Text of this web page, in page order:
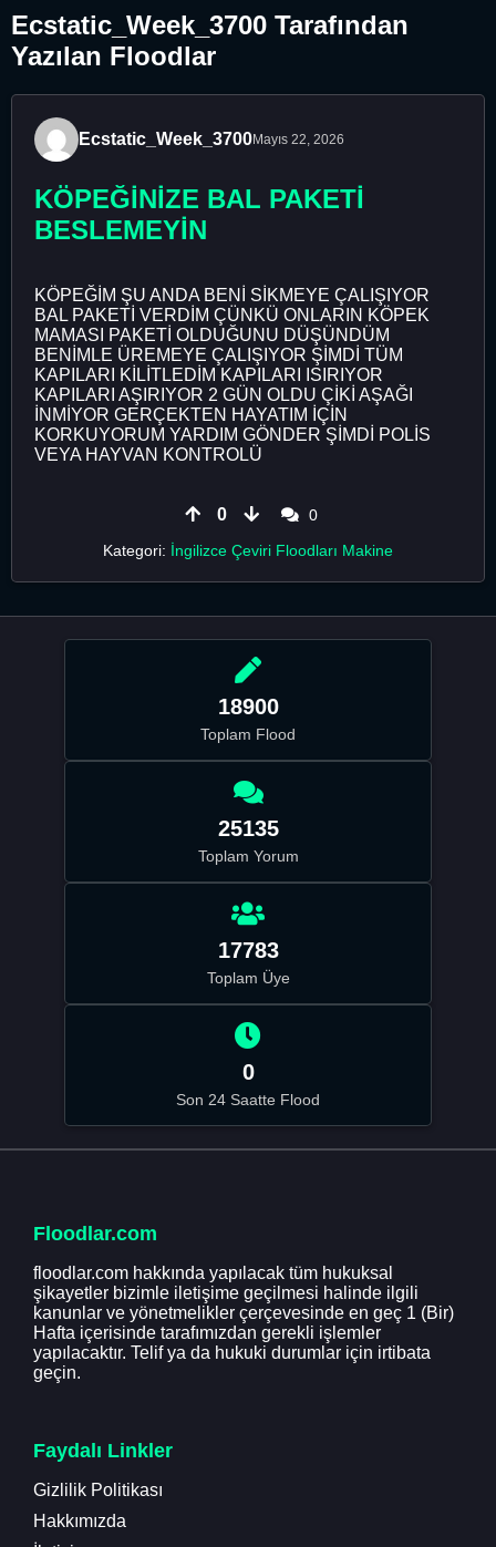
Ecstatic_Week_3700 Tarafından
Yazılan Floodlar
Ecstatic_Week_3700Mayıs 22, 2026
KÖPEĞİNİZE BAL PAKETİ
BESLEMEYİN
KÖPEĞİM ŞU ANDA BENİ SİKMEYE ÇALIŞIYOR
BAL PAKETİ VERDİM ÇÜNKÜ ONLARIN KÖPEK
MAMASI PAKETİ OLDUĞUNU DÜŞÜNDÜM
BENİMLE ÜREMEYE ÇALIŞIYOR ŞİMDİ TÜM
KAPILARI KİLİTLEDİM KAPILARI ISIRIYOR
KAPILARI AŞIRIYOR 2 GÜN OLDU ÇİKİ AŞAĞI
İNMİYOR GERÇEKTEN HAYATIM İÇİN
KORKUYORUM YARDIM GÖNDER ŞİMDİ POLİS
VEYA HAYVAN KONTROLÜ
0
0
Kategori: İngilizce Çeviri Floodları Makine
18900
Toplam Flood
25135
Toplam Yorum
17783
Toplam Üye
0
Son 24 Saatte Flood
Floodlar.com
floodlar.com hakkında yapılacak tüm hukuksal
şikayetler bizimle iletişime geçilmesi halinde ilgili
kanunlar ve yönetmelikler çerçevesinde en geç 1 (Bir)
Hafta içerisinde tarafımızdan gerekli işlemler
yapılacaktır. Telif ya da hukuki durumlar için irtibata
geçin.
Faydalı Linkler
Gizlilik Politikası
Hakkımızda